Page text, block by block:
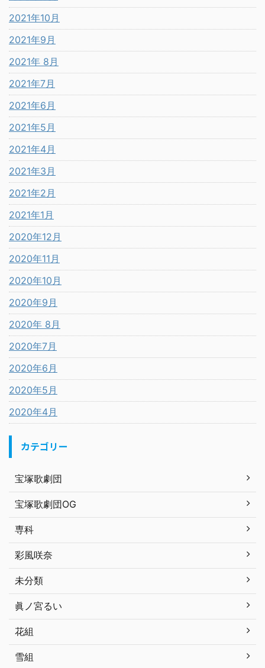
2021年10月
2021年9月
2021年 8月
2021年7月
2021年6月
2021年5月
2021年4月
2021年3月
2021年2月
2021年1月
2020年12月
2020年11月
2020年10月
2020年9月
2020年 8月
2020年7月
2020年6月
2020年5月
2020年4月
カテゴリー
宝塚歌劇団
宝塚歌劇団OG
専科
彩風咲奈
未分類
眞ノ宮るい
花組
雪組